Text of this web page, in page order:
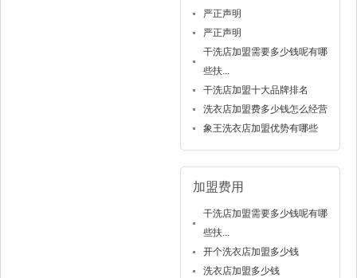
严正声明
严正声明
干洗店加盟需要多少钱呢有哪
些扶...
干洗店加盟十大品牌排名
洗衣店加盟费多少钱怎么经营
象王洗衣店加盟优势有哪些
加盟费用
干洗店加盟需要多少钱呢有哪
些扶...
开个洗衣店加盟多少钱
洗衣店加盟多少钱